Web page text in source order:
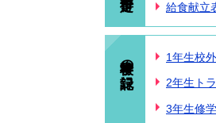
給食献立
学校行事の記録 1年生校
2年生ト
3年生修